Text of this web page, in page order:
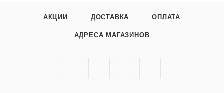
АКЦИИ ДОСТАВКА ОПЛАТА
АДРЕСА МАГАЗИНОВ